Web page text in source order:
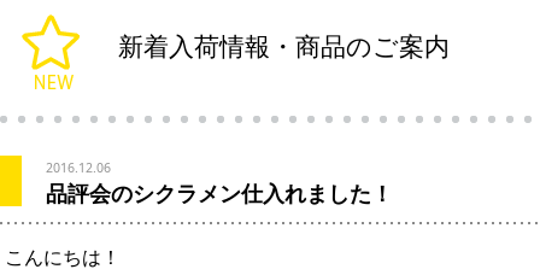
新着入荷情報・商品のご案内
2016.12.06
品評会のシクラメン仕入れました！
こんにちは！